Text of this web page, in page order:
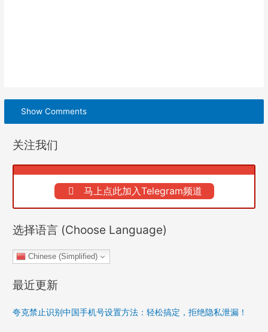
Show Comments
关注我们
马上点此加入Telegram频道
选择语言 (Choose Language)
Chinese (Simplified)
最近更新
夸克禁止识别中国手机号设置方法：轻松搞定，拒绝隐私泄漏！